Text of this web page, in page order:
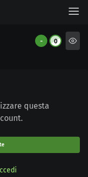
- 0
questa